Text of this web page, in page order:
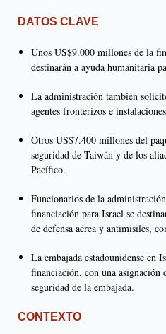
DATOS CLAVE
Unos US$9.000 millones de la
destinarán a ayuda humanitaria
La administración también
agentes fronterizos e
Otros US$7.400 millones del
seguridad de Taiwán y de los
Pacífico.
Funcionarios de la
financiación para Israel se
de defensa aérea y antimisiles,
La embajada estadounidense en
financiación, con una
seguridad de la embajada.
CONTEXTO